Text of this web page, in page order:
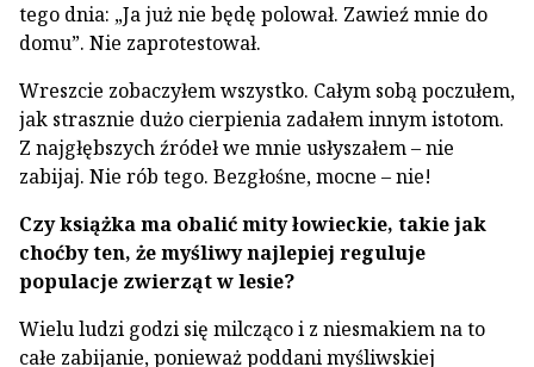
tego dnia: „Ja już nie będę polował. Zawieź mnie do
domu”. Nie zaprotestował.
Wreszcie zobaczyłem wszystko. Całym sobą poczułem,
jak strasznie dużo cierpienia zadałem innym istotom.
Z najgłębszych źródeł we mnie usłyszałem – nie
zabijaj. Nie rób tego. Bezgłośne, mocne – nie!
Czy książka ma obalić mity łowieckie, takie jak
choćby ten, że myśliwy najlepiej reguluje
populacje zwierząt w lesie?
Wielu ludzi godzi się milcząco i z niesmakiem na to
całe zabijanie, ponieważ poddani myśliwskiej